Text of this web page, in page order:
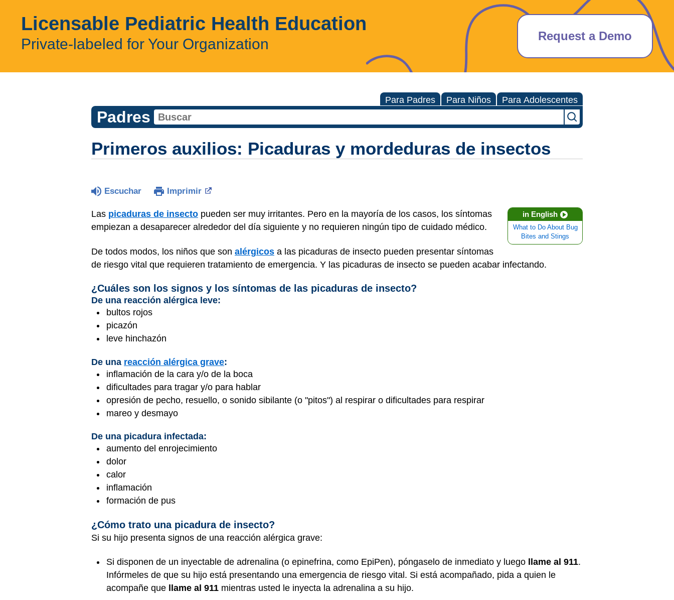
Licensable Pediatric Health Education
Private-labeled for Your Organization Request a Demo
Para Padres Para Niños Para Adolescentes
Padres
Primeros auxilios: Picaduras y mordeduras de insectos
Escuchar Imprimir
in English
What to Do About Bug
Bites and Stings
Las picaduras de insecto pueden ser muy irritantes. Pero en la mayoría de los casos, los síntomas
empiezan a desaparecer alrededor del día siguiente y no requieren ningún tipo de cuidado médico.
De todos modos, los niños que son alérgicos a las picaduras de insecto pueden presentar síntomas
de riesgo vital que requieren tratamiento de emergencia. Y las picaduras de insecto se pueden acabar infectando.
¿Cuáles son los signos y los síntomas de las picaduras de insecto?
De una reacción alérgica leve:
bultos rojos
picazón
leve hinchazón
De una reacción alérgica grave:
inflamación de la cara y/o de la boca
dificultades para tragar y/o para hablar
opresión de pecho, resuello, o sonido sibilante (o "pitos") al respirar o dificultades para respirar
mareo y desmayo
De una picadura infectada:
aumento del enrojecimiento
dolor
calor
inflamación
formación de pus
¿Cómo trato una picadura de insecto?
Si su hijo presenta signos de una reacción alérgica grave:
Si disponen de un inyectable de adrenalina (o epinefrina, como EpiPen), póngaselo de inmediato y luego llame al 911.
Infórmeles de que su hijo está presentando una emergencia de riesgo vital. Si está acompañado, pida a quien le
acompañe que
llame al 911 mientras usted le inyecta la adrenalina a su hijo.